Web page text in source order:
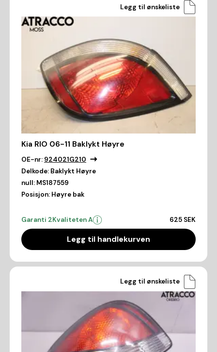
Legg til ønskeliste
Kia RIO 06-11 Baklykt Høyre
OE-nr: 924021G210
Delkode: Baklykt Høyre
null: MS187559
Posisjon: Høyre bak
Garanti 2Kvaliteten A 625 SEK
Legg til handlekurven
Legg til ønskeliste